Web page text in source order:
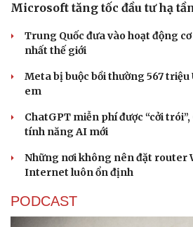
Microsoft tăng tốc đầu tư hạ
Trung Quốc đưa vào hoạt động
nhất thế giới
Meta bị buộc bồi thường 567 triệu
em
ChatGPT miễn phí được “cởi
tính năng AI mới
Những nơi không nên đặt router
Internet luôn ổn định
PODCAST